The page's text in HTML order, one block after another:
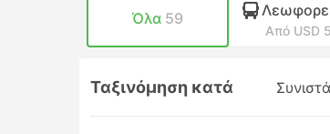
Όλα 59
Από USD
Ταξινόμηση κατά